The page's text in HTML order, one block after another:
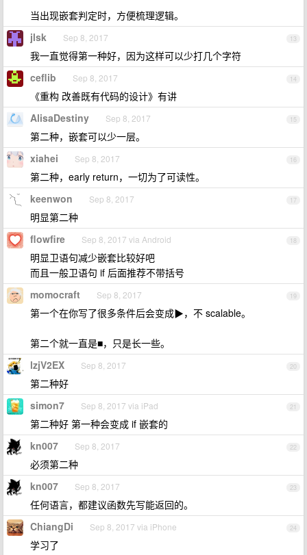
当出现嵌套判定时，方便梳理逻辑。
13
jlsk Sep 8, 2017
我一直觉得第一种好，因为这样可以少打几个字符
14
ceflib Sep 8, 2017
《重构 改善既有代码的设计》有讲
15
AlisaDestiny Sep 8, 2017
第二种，嵌套可以少一层。
16
xiahei Sep 8, 2017
第二种，early return，一切为了可读性。
17
keenwon Sep 8, 2017
明显第二种
18
flowfire Sep 8, 2017 via Android
明显卫语句减少嵌套比较好吧
而且一般卫语句 if 后面推荐不带括号
19
momocraft Sep 8, 2017
第一个在你写了很多条件后会变成▶，不 scalable。
第二个就一直是■，只是长一些。
20
lzjV2EX Sep 8, 2017
第二种好
21
simon7 Sep 8, 2017 via iPad
第二种好 第一种会变成 if 嵌套的
22
kn007 Sep 8, 2017
必须第二种
23
kn007 Sep 8, 2017
任何语言，都建议函数先写能返回的。
24
ChiangDi Sep 8, 2017 via iPhone
学习了